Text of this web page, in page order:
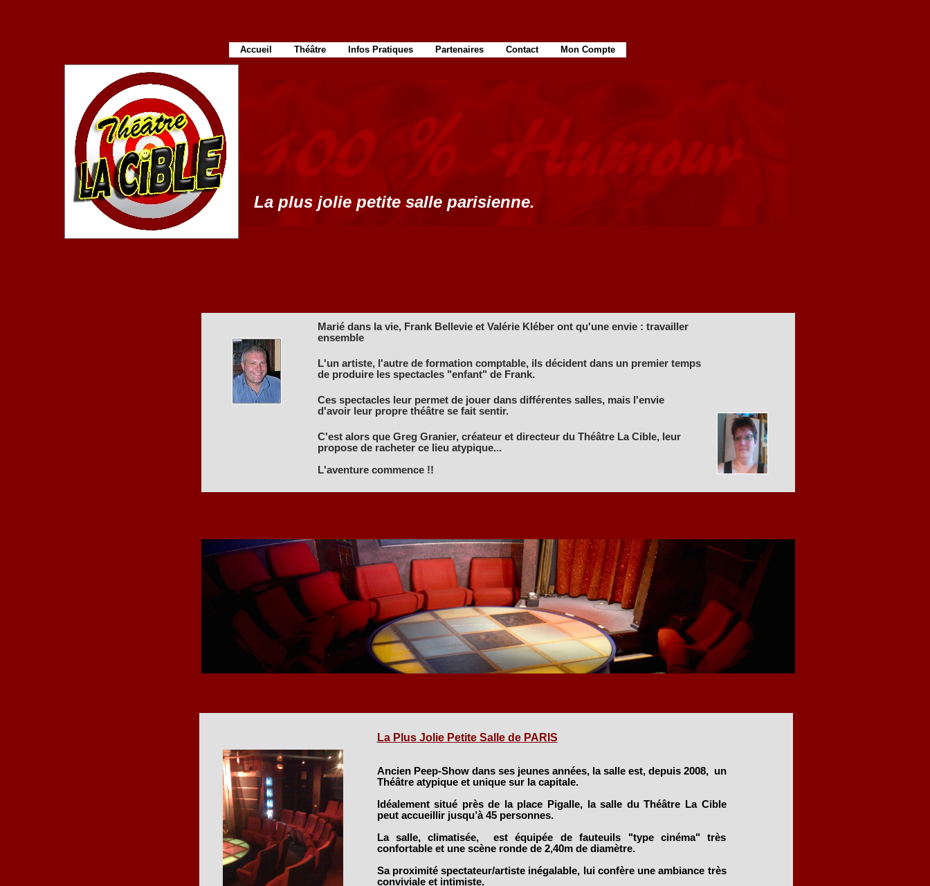
Marié dans la vie, Frank Bellevie et Valérie Kléber ont qu'une envie : travailler
ensemble
L'un artiste, l'autre de formation comptable, ils décident dans un premier temps
de produire les spectacles "enfant" de Frank.
Ces spectacles leur permet de jouer dans différentes salles, mais l'envie
d'avoir leur propre théâtre se fait sentir.
C'est alors que Greg Granier, créateur et directeur du Théâtre La Cible, leur
propose de racheter ce lieu atypique...
L'aventure commence !!
La plus jolie petite salle parisienne.
Accueil Théâtre Infos Pratiques Partenaires Contact Mon Compte
La Plus Jolie Petite Salle de PARIS
Ancien Peep-Show dans ses jeunes années, la salle est, depuis 2008, un
Théâtre atypique et unique sur la capitale.
Idéalement situé près de la place Pigalle, la salle du Théâtre La Cible
peut accueillir jusqu’à 45 personnes.
La salle, climatisée, est équipée de fauteuils "type cinéma" très
confortable et une scène ronde de 2,40m de diamètre.
Sa proximité spectateur/artiste inégalable, lui confère une ambiance très
conviviale et intimiste.